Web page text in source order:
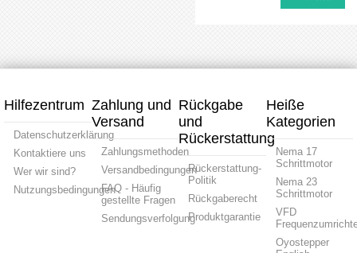
Hilfezentrum
Datenschutzerklärung
Kontaktiere uns
Wer wir sind?
Nutzungsbedingungen
Zahlung und
Versand
Zahlungsmethoden
Versandbedingungen
FAQ - Häufig
gestellte Fragen
Sendungsverfolgung
Rückgabe
und
Rückerstattung
Rückerstattung-
Politik
Rückgaberecht
Produktgarantie
Heiße
Kategorien
Nema 17
Schrittmotor
Nema 23
Schrittmotor
VFD
Oyostepper